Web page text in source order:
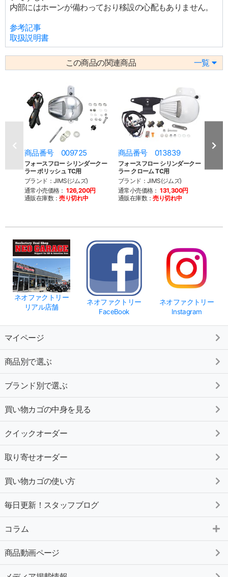
内部にはホーンが備わっており移設の心配もありません。
参考記事
取扱説明書
この商品の関連商品 一覧
商品番号 009725
フォースフロー シリンダークー
ラー ポリッシュ TC用
ブランド：JIMS(ジムズ)
通常小売価格： 126,200円
通販在庫数：売り切れ中
商品番号 013839
フォースフロー シリンダークー
ラー クローム TC用
ブランド：JIMS(ジムズ)
通常小売価格： 131,300円
通販在庫数：売り切れ中
フロ
ネオファクトリー
リアル店舗
ネオファクトリー
FaceBook
ネオファクトリー
Instagram
マイページ
商品別で選ぶ
ブランド別で選ぶ
買い物カゴの中身を見る
クイックオーダー
取り寄せオーダー
買い物カゴの使い方
毎日更新！スタッフブログ
コラム
商品動画ページ